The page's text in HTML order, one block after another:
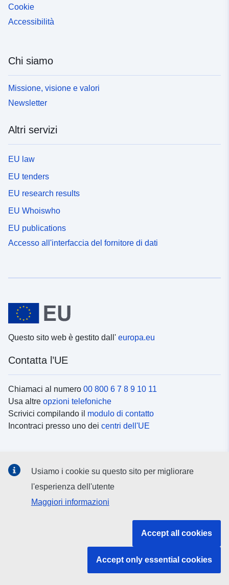
Cookie
Accessibilità
Chi siamo
Missione, visione e valori
Newsletter
Altri servizi
EU law
EU tenders
EU research results
EU Whoiswho
EU publications
Accesso all'interfaccia del fornitore di dati
Questo sito web è gestito dall' europa.eu
Contatta l’UE
Chiamaci al numero 00 800 6 7 8 9 10 11
Usa altre opzioni telefoniche
Scrivici compilando il modulo di contatto
Incontraci presso uno dei centri dell'UE
Cerca icanali social
Usiamo i cookie su questo sito per migliorare
l'esperienza dell'utente
Maggiori informazioni
Accept all cookies
Accept only essential cookies